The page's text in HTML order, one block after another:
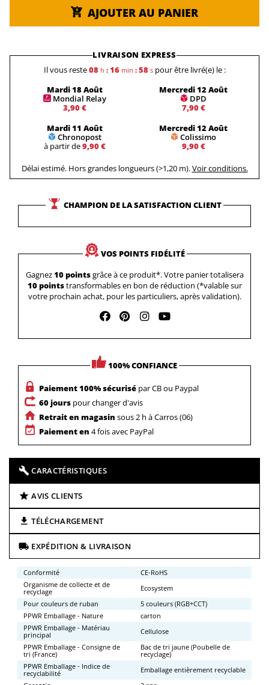
AJOUTER AU PANIER
LIVRAISON EXPRESS
Il vous reste08h : 16min : 58s pour être livré(e) le :
Mardi 18 Août
Mondial Relay
3,90 €
Mercredi 12 Août
DPD
7,90 €
Mardi 11 Août
Chronopost
à partir de9,90 €
Mercredi 12 Août
Colissimo
9,90 €
Délai estimé. Hors grandes longueurs (>1,20 m).Voir conditions.
CHAMPION DE LA SATISFACTION CLIENT
VOS POINTS FIDÉLITÉ
Gagnez10 pointsgrâce à ce produit*. Votre panier totalisera
10 pointstransformables en bon de réduction (*valable sur
votre prochain achat, pour les particuliers, après validation).
100% CONFIANCE
Paiement 100% sécurisé par CB ou Paypal
60 jours pour changer d'avis
Retrait en magasin sous 2 h à Carros (06)
Paiement en 4 fois avec PayPal
CARACTÉRISTIQUES
AVIS CLIENTS
TÉLÉCHARGEMENT
EXPÉDITION & LIVRAISON
Conformité
CE-RoHS
Organisme de collecte et de
recyclage
Ecosystem
Pour couleurs de ruban
5 couleurs (RGB+CCT)
PPWR Emballage - Nature
carton
PPWR Emballage - Matériau
principal
Cellulose
PPWR Emballage - Consigne de
tri (France)
Bac de tri jaune (Poubelle de
recyclage)
PPWR Emballage - Indice de
recyclabilité
Emballage entièrement recyclable